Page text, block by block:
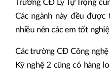
Trường CĐ Lý Tự Trọng
Các ngành này đều
nhiều nên các em tốt
Các trường CĐ Công
Kỹ nghệ 2 cũng có hàng